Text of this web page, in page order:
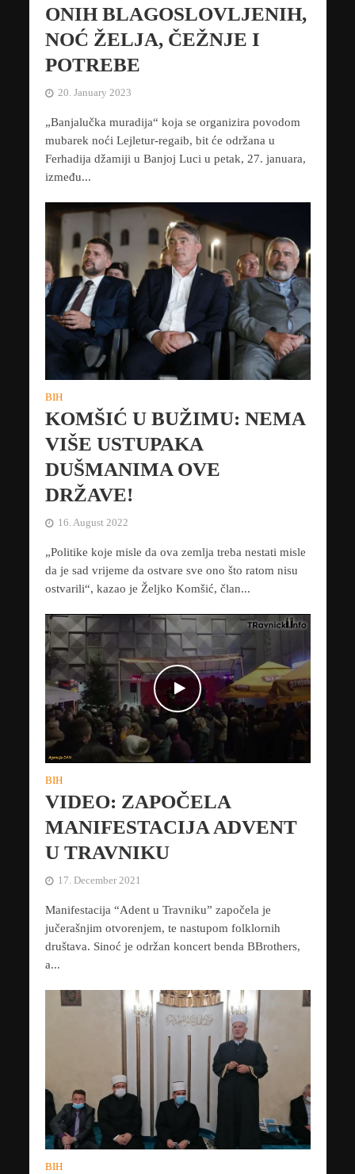
ONIH BLAGOSLOVLJENIH,
NOĆ ŽELJA, ČEŽNJE I
POTREBE
20. January 2023
„Banjalučka muradija“ koja se organizira povodom
mubarek noći Lejletur-regaib, bit će održana u
Ferhadija džamiji u Banjoj Luci u petak, 27. januara,
između...
BIH
KOMŠIĆ U BUŽIMU: NEMA
VIŠE USTUPAKA
DUŠMANIMA OVE
DRŽAVE!
16. August 2022
„Politike koje misle da ova zemlja treba nestati misle
da je sad vrijeme da ostvare sve ono što ratom nisu
ostvarili“, kazao je Željko Komšić, član...
BIH
VIDEO: ZAPOČELA
MANIFESTACIJA ADVENT
U TRAVNIKU
17. December 2021
Manifestacija “Adent u Travniku” započela je
jučerašnjim otvorenjem, te nastupom folklornih
društava. Sinoć je održan koncert benda BBrothers,
a...
BIH